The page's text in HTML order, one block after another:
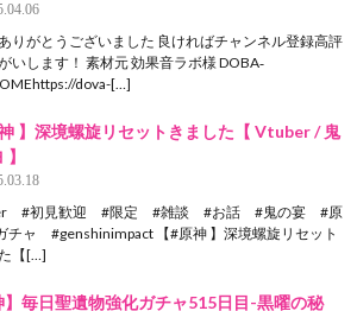
りがとうございました 良ければチャンネル登録高評
いします！ 素材元 効果音ラボ様 DOBA‐
dova-[…]
神 】深境螺旋リセットきました【 Vtuber / 鬼
#初見歓迎 #限定 #雑談 #お話 #鬼の宴 #原
ャ #genshinimpact 【#原神 】深境螺旋リセット
【[…]
】毎日聖遺物強化ガチャ515日目-黒曜の秘